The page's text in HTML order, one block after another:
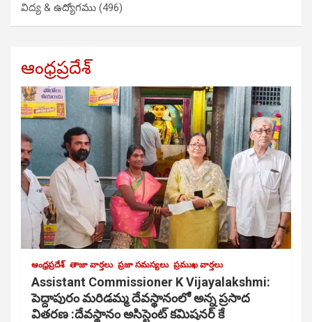
విద్య & ఉద్యోగము (496)
ఆంధ్రప్రదేశ్
ఆంధ్రప్రదేశ్ తాజా వార్తలు ప్రజా సమస్యలు ప్రముఖ వార్తలు
Assistant Commissioner K Vijayalakshmi:
పెద్దాపురం మరిడమ్మ దేవస్థానంలో అన్న ప్రసాద
వితరణ :దేవస్థానం అసిస్టెంట్ కమిషనర్ కే